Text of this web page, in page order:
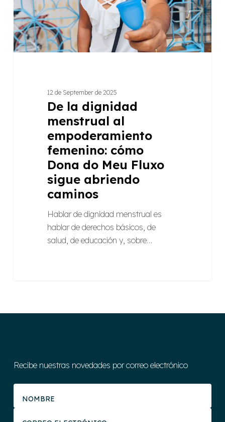
femenino:
cómo
Dona
do
12 de September de 2025
De la dignidad
menstrual al
empoderamiento
femenino: cómo
Dona do Meu Fluxo
sigue abriendo
caminos
Hablar de dignidad menstrual es
hablar de derechos básicos, de
salud, de educación y, sobre…
Recibe nuestras novedades por correo electrónico